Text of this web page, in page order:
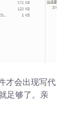
才会出现写代
足够了。亲